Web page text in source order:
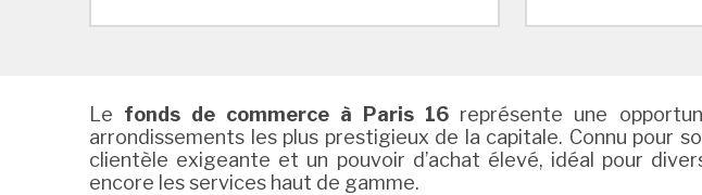
Le fonds de commerce à Paris 16 représente une
arrondissements les plus prestigieux de la capitale. Connu pour
clientèle exigeante et un pouvoir d’achat élevé, idéal pour
encore les services haut de gamme.